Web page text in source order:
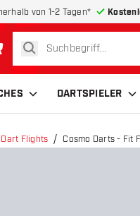
von 1-2 Tagen*
suchen
DARTSPIELER
Dart Flights Cosmo Darts - Fit